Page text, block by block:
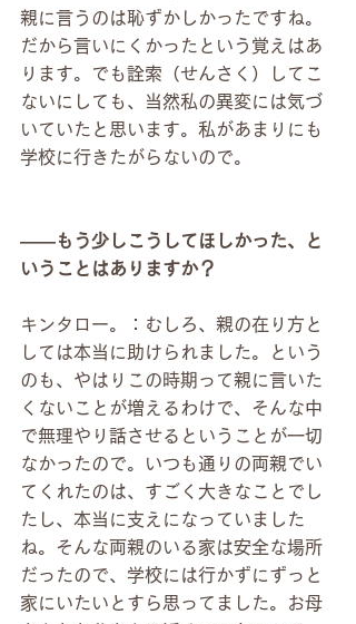
親に言うのは恥ずかしかったですね。
だから言いにくかったという覚えはあ
ります。でも詮索（せんさく）してこ
ないにしても、当然私の異変には気づ
いていたと思います。私があまりにも
学校に行きたがらないので。
――もう少しこうしてほしかった、と
いうことはありますか？
キンタロー。：むしろ、親の在り方と
しては本当に助けられました。という
のも、やはりこの時期って親に言いた
くないことが増えるわけで、そんな中
で無理やり話させるということが一切
なかったので。いつも通りの両親でい
てくれたのは、すごく大きなことでし
たし、本当に支えになっていました
ね。そんな両親のいる家は安全な場所
だったので、学校には行かずにずっと
家にいたいとすら思ってました。お母